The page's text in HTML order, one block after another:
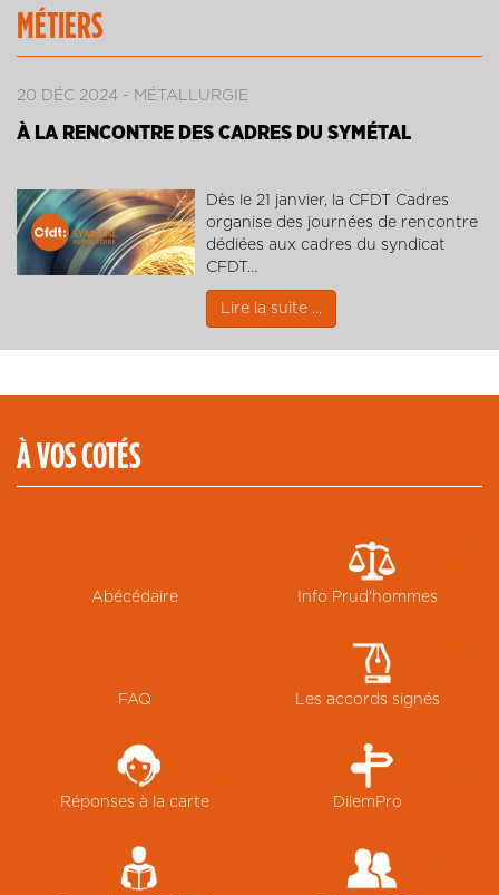
MÉTIERS
20 DÉC 2024 MÉTALLURGIE
À LA RENCONTRE DES CADRES DU SYMÉTAL
Dès le 21 janvier, la CFDT Cadres
organise des journées de rencontre
dédiées aux cadres du syndicat
CFDT…
Lire la suite ...
À VOS COTÉS
Abécédaire Info Prud'hommes
FAQ Les accords signés
Réponses à la carte DilemPro